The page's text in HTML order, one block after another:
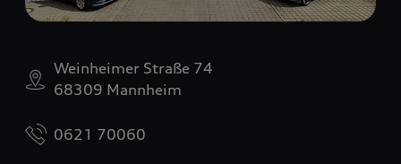
Weinheimer Straße 74
68309 Mannheim
0621 70060